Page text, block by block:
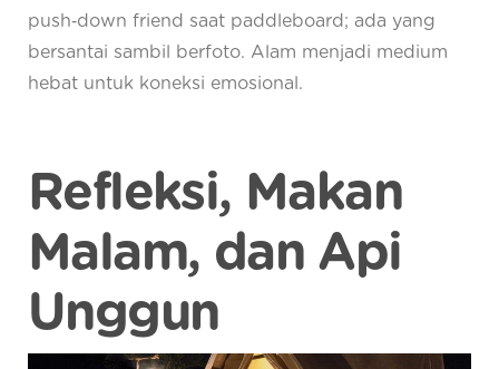
push‑down friend saat paddleboard; ada yang
bersantai sambil berfoto. Alam menjadi medium
hebat untuk koneksi emosional.
Refleksi, Makan
Malam, dan Api
Unggun